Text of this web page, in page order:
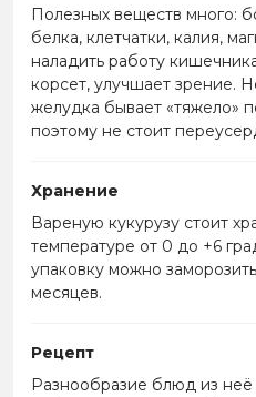
Полезных веществ много:
белка, клетчатки, калия,
наладить работу
корсет, улучшает зрение.
желудка бывает «тяжело»
поэтому не стоит
Хранение
Вареную кукурузу стоит
температуре от 0 до +6
упаковку можно
месяцев.
Рецепт
Разнообразие блюд из